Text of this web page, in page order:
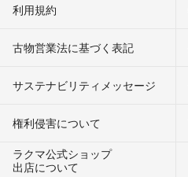
利用規約
古物営業法に基づく表記
サステナビリティメッセージ
権利侵害について
ラクマ公式ショップ
出店について